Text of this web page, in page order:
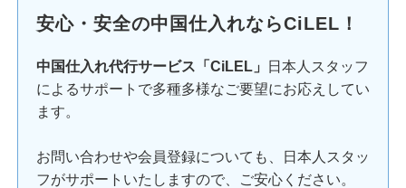
安心・安全の中国仕入れならCiLEL！
中国仕入れ代行サービス「CiLEL」
日本人スタッフ
によるサポートで多種多様なご要望にお応えしてい
ます。
お問い合わせや会員登録についても、日本人スタッ
フがサポートいたしますので、ご安心ください。